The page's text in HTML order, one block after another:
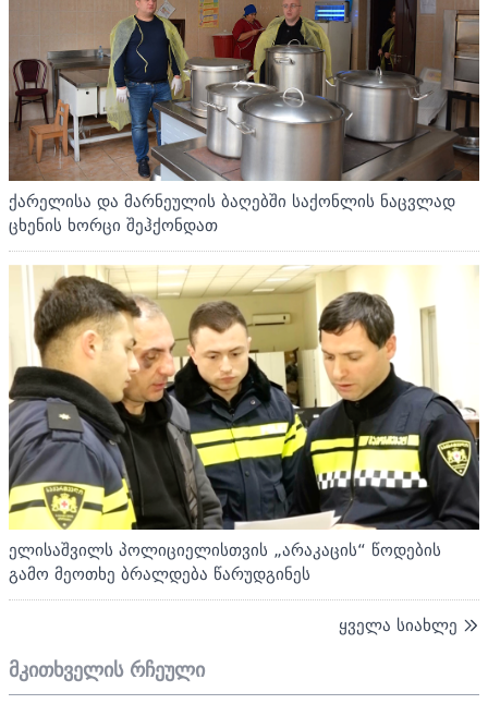
ქარელისა და მარნეულის ბაღებში საქონლის ნაცვლად
ცხენის ხორცი შეჰქონდათ
ელისაშვილს პოლიციელისთვის „არაკაცის“ წოდების
გამო მეოთხე ბრალდება წარუდგინეს
ყველა სიახლე
მკითხველის რჩეული